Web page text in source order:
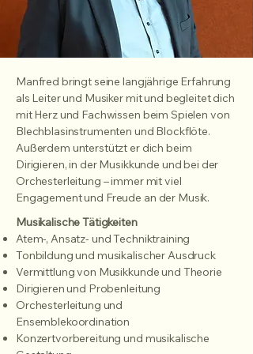
Manfred bringt seine langjährige Erfahrung
als Leiter und Musiker mit und begleitet dich
mit Herz und Fachwissen beim Spielen von
Blechblasinstrumenten und Blockflöte.
Außerdem unterstützt er dich beim
Dirigieren, in derMusikkunde und bei der
Orchesterleitung – immer mit viel
Engagement und Freude an der Musik.
Musikalische Tätigkeiten
​Atem-, Ansatz- und Techniktraining
Tonbildung und musikalischer Ausdruck
Vermittlung von Musikkunde und Theorie
Dirigieren und Probenleitung
Orchesterleitung und
Ensemblekoordination
Konzertvorbereitung und musikalische